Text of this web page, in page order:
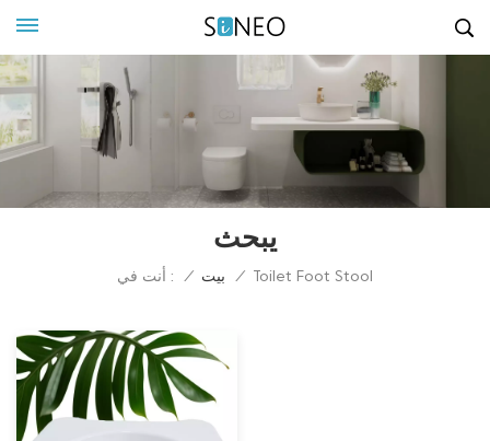
يبحث
أنت في : / بيت / Toilet Foot Stool